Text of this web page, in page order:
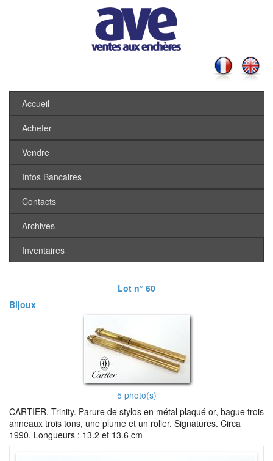
Accueil
Acheter
Vendre
Infos Bancaires
Contacts
Archives
Inventaires
Lot n° 60
Bijoux
5 photo(s)
CARTIER. Trinity. Parure de stylos en métal plaqué or, bague trois
anneaux trois tons, une plume et un roller. Signatures. Circa
1990. Longueurs : 13.2 et 13.6 cm